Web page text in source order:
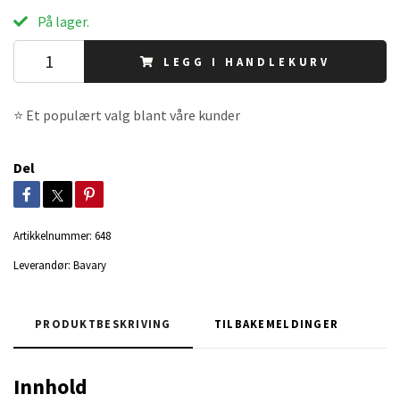
På lager.
LEGG I HANDLEKURV
⭐ Et populært valg blant våre kunder
Del
Artikkelnummer: 648
Leverandør: Bavary
PRODUKTBESKRIVING TILBAKEMELDINGER
Innhold